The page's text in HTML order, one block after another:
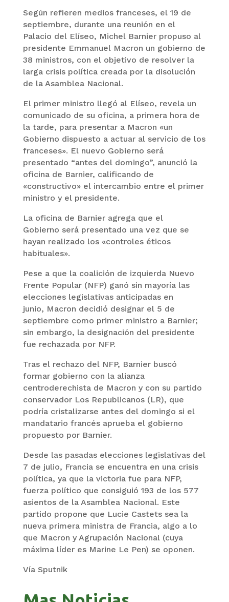
Según refieren medios franceses, el 19 de
septiembre, durante una reunión en el
Palacio del Elíseo, Michel Barnier propuso al
presidente Emmanuel Macron un gobierno de
38 ministros, con el objetivo de resolver la
larga crisis política creada por la disolución
de la Asamblea Nacional.
El primer ministro llegó al Elíseo, revela un
comunicado de su oficina, a primera hora de
la tarde, para presentar a Macron «un
Gobierno dispuesto a actuar al servicio de los
franceses». El nuevo Gobierno será
presentado “antes del domingo”, anunció la
oficina de Barnier, calificando de
«constructivo» el intercambio entre el primer
ministro y el presidente.
La oficina de Barnier agrega que el
Gobierno será presentado una vez que se
hayan realizado los «controles éticos
habituales».
Pese a que la coalición de izquierda Nuevo
Frente Popular (NFP) ganó sin mayoría las
elecciones legislativas anticipadas en
junio, Macron decidió designar el 5 de
septiembre como primer ministro a Barnier;
sin embargo, la designación del presidente
fue rechazada por NFP.
Tras el rechazo del NFP, Barnier buscó
formar gobierno con la alianza
centroderechista de Macron y con su partido
conservador Los Republicanos (LR), que
podría cristalizarse antes del domingo si el
mandatario francés aprueba el gobierno
propuesto por Barnier.
Desde las pasadas elecciones legislativas del
7 de julio, Francia se encuentra en una crisis
política, ya que la victoria fue para NFP,
fuerza político que consiguió 193 de los 577
asientos de la Asamblea Nacional. Este
partido propone que Lucie Castets sea la
nueva primera ministra de Francia, algo a lo
que Macron y Agrupación Nacional (cuya
máxima líder es Marine Le Pen) se oponen.
Vía Sputnik